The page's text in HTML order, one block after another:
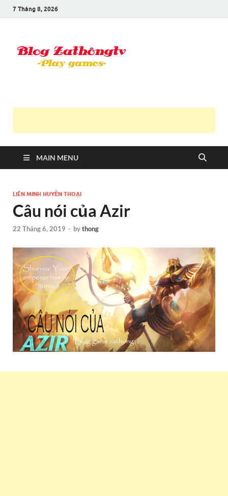
7 Tháng 8, 2026
MAIN MENU
LIÊN MINH HUYỀN THOẠI
Câu nói của Azir
22 Tháng 6, 2019 - bythong